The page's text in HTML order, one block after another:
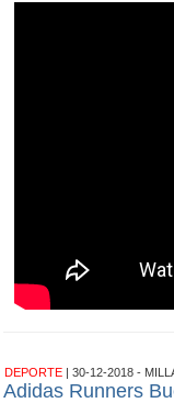
DEPORTE | 30-12-2018 -
Adidas Runners